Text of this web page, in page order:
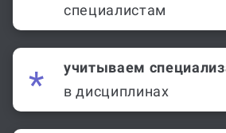
специалистам
учитываем
в дисциплинах